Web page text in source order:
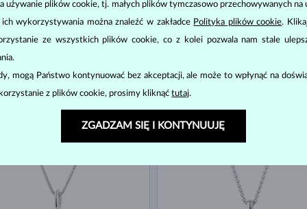
ZŁOTO
3 580 zł
ŻÓŁTE ZŁOTO & DIAMENT
POŁUDNIOWY PACYFIK
używanie plików cookie, tj. małych plików tymczasowo przechowywanych na
wykorzystywania można znaleźć w zakładce Polityka plików cookie.
ze wszystkich plików cookie, co z kolei pozwala nam stale
mogą Państwo kontynuować bez akceptacji, ale może to wpłynąć na
z plików cookie, prosimy kliknąćtutaj.
ZGADZAM SIĘ I KONTYNUUJĘ